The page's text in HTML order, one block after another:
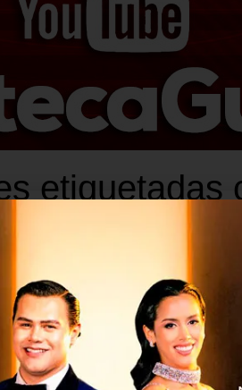
etiquetadas
anunció
de
mil 900 millones en el
de Centro América